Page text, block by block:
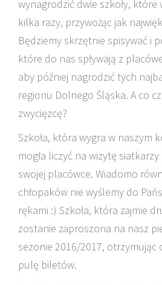
wynagrodzić dwie szkoły, które
kilka razy, przywożąc jak
Będziemy skrzętnie spisywać i
które do nas spływają z
aby później nagrodzić tych
regionu Dolnego Śląska. A co
zwycięzcę?
Szkoła, która wygra w naszym
mogła liczyć na wizytę
swojej placówce. Wiadomo
chłopaków nie wyślemy do
rękami :) Szkoła, która zajmie
zostanie zaproszona na nasz
sezonie 2016/2017,
pulę biletów.